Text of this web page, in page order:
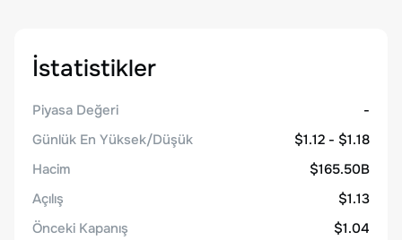
İstatistikler
Piyasa Değeri
-
Günlük En Yüksek/Düşük
$1.12 - $1.18
Hacim
$165.50B
Açılış
$1.13
Önceki Kapanış
$1.04